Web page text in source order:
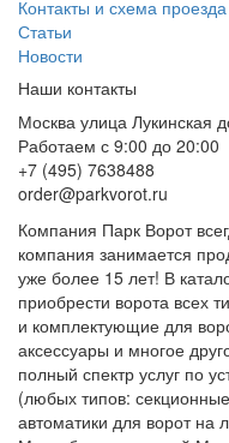
Контакты и схема проезда
Статьи
Новости
Наши контакты
Москва улица Лукинская
Работаем с 9:00 до 20:00
+7 (495) 7638488
order@parkvorot.ru
Компания Парк Ворот
компания занимается
уже более 15 лет! В
приобрести ворота всех
и комплектующие для
аксессуары и многое
полный спектр услуг по
(любых типов:
автоматики для ворот на